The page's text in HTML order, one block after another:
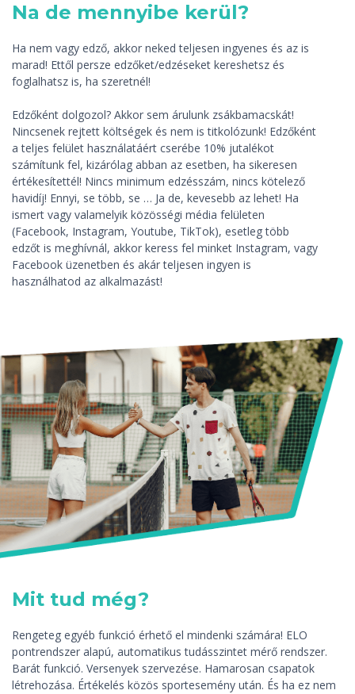
Na de mennyibe kerül?
Ha nem vagy edző, akkor neked teljesen ingyenes és az is
marad! Ettől persze edzőket/edzéseket kereshetsz és
foglalhatsz is, ha szeretnél!
Edzőként dolgozol? Akkor sem árulunk zsákbamacskát!
Nincsenek rejtett költségek és nem is titkolózunk! Edzőként
a teljes felület használatáért cserébe 10% jutalékot
számítunk fel, kizárólag abban az esetben, ha sikeresen
értékesítettél! Nincs minimum edzésszám, nincs kötelező
havidíj! Ennyi, se több, se … Ja de, kevesebb az lehet! Ha
ismert vagy valamelyik közösségi média felületen
(Facebook, Instagram, Youtube, TikTok), esetleg több
edzőt is meghívnál, akkor keress fel minket Instagram, vagy
Facebook üzenetben és akár teljesen ingyen is
használhatod az alkalmazást!
Mit tud még?
Rengeteg egyéb funkció érhető el mindenki számára! ELO
pontrendszer alapú, automatikus tudásszintet mérő rendszer.
Barát funkció. Versenyek szervezése. Hamarosan csapatok
létrehozása. Értékelés közös sportesemény után. És ha ez nem